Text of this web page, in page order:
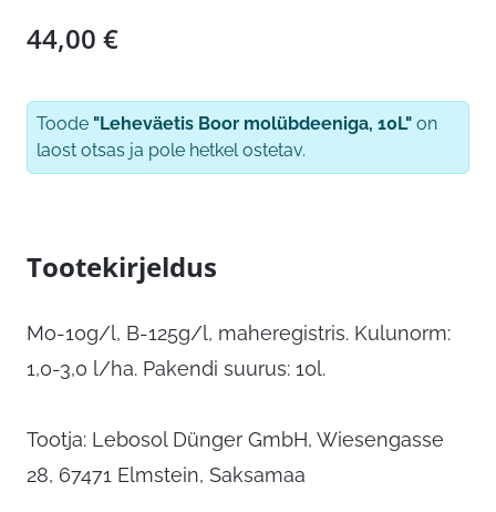
44,00 €
Toode "Leheväetis Boor molübdeeniga, 10L" on
laost otsas ja pole hetkel ostetav.
Tootekirjeldus
Mo-10g/l, B-125g/l, maheregistris. Kulunorm:
1,0-3,0 l/ha. Pakendi suurus: 10l.
Tootja: Lebosol Dünger GmbH, Wiesengasse
28, 67471 Elmstein, Saksamaa